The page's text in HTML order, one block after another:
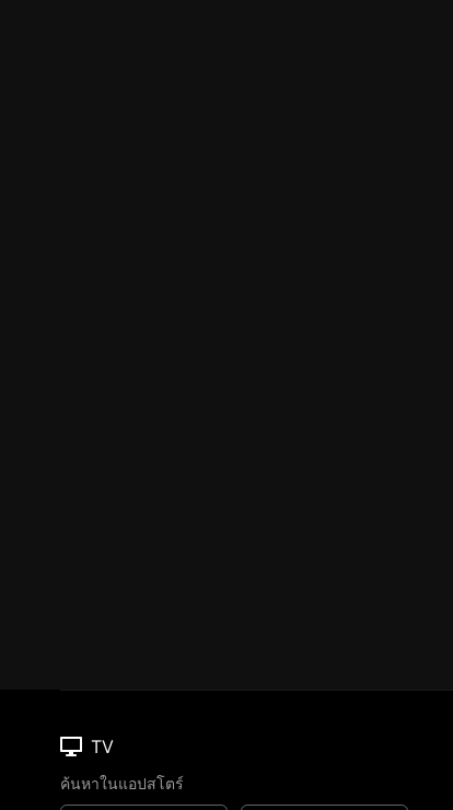
TV
ค้นหาในแอปสโตร์